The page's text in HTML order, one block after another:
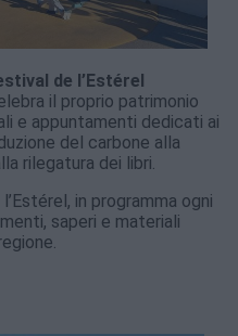
de l’Estérel
il proprio patrimonio
e appuntamenti dedicati ai
del carbone alla
rilegatura dei libri.
in programma ogni
saperi e materiali